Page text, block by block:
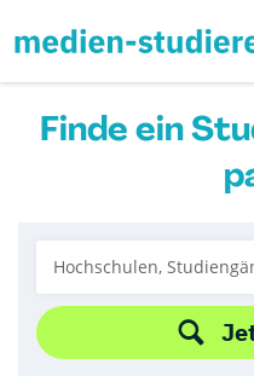
Finde ein